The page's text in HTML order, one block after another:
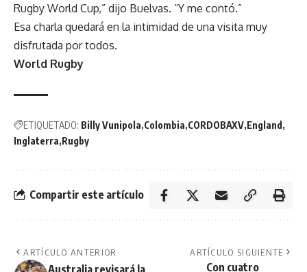
Rugby World Cup,” dijo Buelvas. “Y me contó.”
Esa charla quedará en la intimidad de una visita muy
disfrutada por todos.
World Rugby
ETIQUETADO: Billy Vunipola Colombia CORDOBAXV England
Inglaterra Rugby
Compartir este artículo
ARTÍCULO ANTERIOR
Australia revisará la
ARTÍCULO SIGUIENTE
Con cuatro